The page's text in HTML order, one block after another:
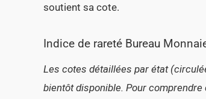
soutient sa cote.
Indice de rareté Bureau
Les cotes détaillées par état
bientôt disponible. Pour